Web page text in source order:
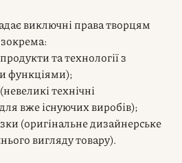
виключні права творцям
та технології з
функціями);
технічні
вже існуючих виробів);
(оригінальне дизайнерське
вигляду товару).